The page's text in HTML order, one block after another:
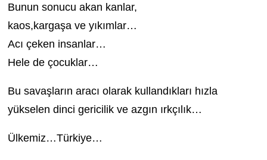
Bunun sonucu akan kanlar,
kaos,kargaşa ve yıkımlar…
Acı çeken insanlar…
Hele de çocuklar…
Bu savaşların aracı olarak kullandıkları hızla
yükselen dinci gericilik ve azgın ırkçılık…
Ülkemiz…Türkiye…